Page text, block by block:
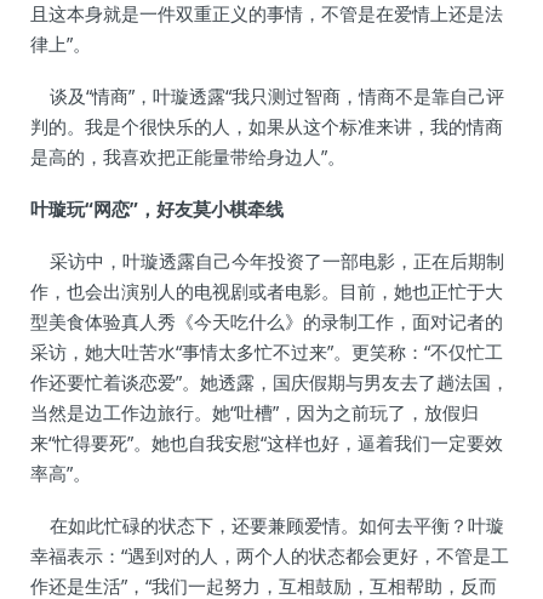
且这本身就是一件双重正义的事情，不管是在爱情上还是法
律上”。
谈及“情商”，叶璇透露“我只测过智商，情商不是靠自己评
判的。我是个很快乐的人，如果从这个标准来讲，我的情商
是高的，我喜欢把正能量带给身边人”。
叶璇玩“网恋”，好友莫小棋牵线
采访中，叶璇透露自己今年投资了一部电影，正在后期制
作，也会出演别人的电视剧或者电影。目前，她也正忙于大
型美食体验真人秀《今天吃什么》的录制工作，面对记者的
采访，她大吐苦水“事情太多忙不过来”。更笑称：“不仅忙工
作还要忙着谈恋爱”。她透露，国庆假期与男友去了趟法国，
当然是边工作边旅行。她“吐槽”，因为之前玩了，放假归
来“忙得要死”。她也自我安慰“这样也好，逼着我们一定要效
率高”。
在如此忙碌的状态下，还要兼顾爱情。如何去平衡？叶璇
幸福表示：“遇到对的人，两个人的状态都会更好，不管是工
作还是生活”，“我们一起努力，互相鼓励，互相帮助，反而